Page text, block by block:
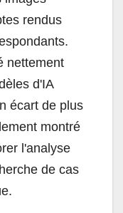
rendus
nettement
d'IA
écart de plus
montré
l'analyse
de cas